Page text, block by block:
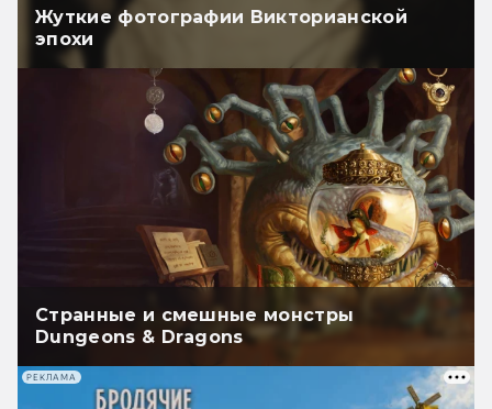
Жуткие фотографии Викторианской
эпохи
Странные и смешные монстры
Dungeons & Dragons
РЕКЛАМА